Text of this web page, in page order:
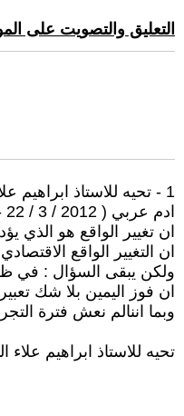
التعليق والتصويت على
1 - تحيه للاستاذ ابراهيم علاء الدين
ادم عربي ( 2012 / 3 / 22 - 04:28 )
ان تغيير الواقع هو الذي
ان التغيير الواقع
ولكن يبقى السؤال : في
ان فوز اليمين بلا شك
وبما اننالم نعش فترة
تحيه للاستاذ ابراهيم علاء